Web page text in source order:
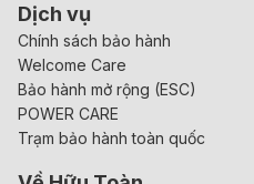
Dịch vụ
Chính sách bảo hành
Welcome Care
Bảo hành mở rộng (ESC)
POWER CARE
Trạm bảo hành toàn quốc